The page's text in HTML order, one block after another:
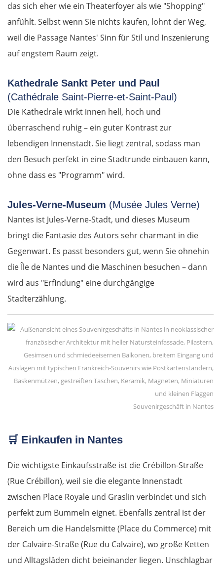
das sich eher wie ein Theaterfoyer als wie "Shopping"
anfühlt. Selbst wenn Sie nichts kaufen, lohnt der Weg,
weil die Passage Nantes' Sinn für Stil und Inszenierung
auf engstem Raum zeigt.
Kathedrale Sankt Peter und Paul
(Cathédrale Saint-Pierre-et-Saint-Paul)
Die Kathedrale wirkt innen hell, hoch und
überraschend ruhig – ein guter Kontrast zur
lebendigen Innenstadt. Sie liegt zentral, sodass man
den Besuch perfekt in eine Stadtrunde einbauen kann,
ohne dass es "Programm" wird.
Jules-Verne-Museum (Musée Jules Verne)
Nantes ist Jules-Verne-Stadt, und dieses Museum
bringt die Fantasie des Autors sehr charmant in die
Gegenwart. Es passt besonders gut, wenn Sie ohnehin
die Île de Nantes und die Maschinen besuchen – dann
wird aus "Erfindung" eine durchgängige
Stadterzählung.
Souvenirgeschäft in Nantes
🛒 Einkaufen in Nantes
Die wichtigste Einkaufsstraße ist die Crébillon-Straße
(Rue Crébillon), weil sie die elegante Innenstadt
zwischen Place Royale und Graslin verbindet und sich
perfekt zum Bummeln eignet. Ebenfalls zentral ist der
Bereich um die Handelsmitte (Place du Commerce) mit
der Calvaire-Straße (Rue du Calvaire), wo große Ketten
und Alltagsläden dicht beieinander liegen. Unschlagbar